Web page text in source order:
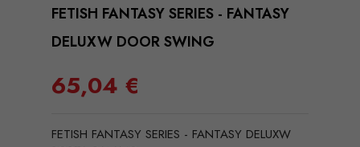
FETISH FANTASY SERIES - FANTASY
DELUXW DOOR SWING
65,04 €
FETISH FANTASY SERIES - FANTASY DELUXW